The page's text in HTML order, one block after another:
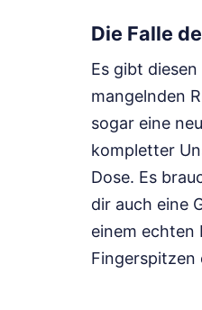
Die Falle
Es gibt
mangelnden
sogar eine
kompletter
Dose. Es
dir auch eine
einem echten
Fingerspitzen